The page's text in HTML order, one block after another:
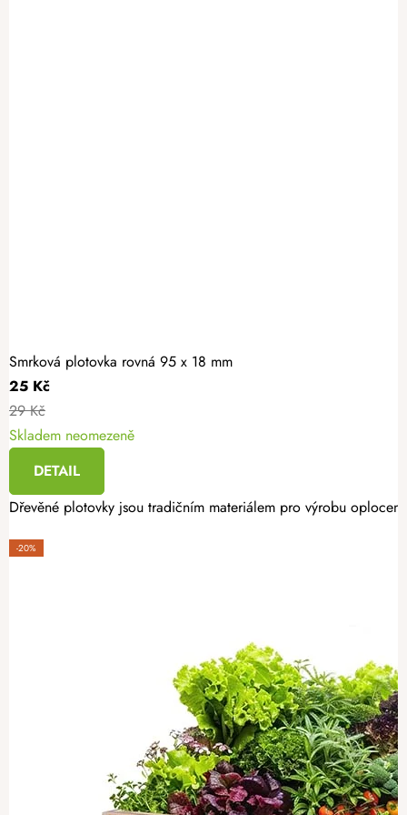
Smrková plotovka rovná 95 x 18 mm
25 Kč
29 Kč
Skladem neomezeně
DETAIL
Dřevěné plotovky jsou tradičním materiálem pro výrobu
-20%